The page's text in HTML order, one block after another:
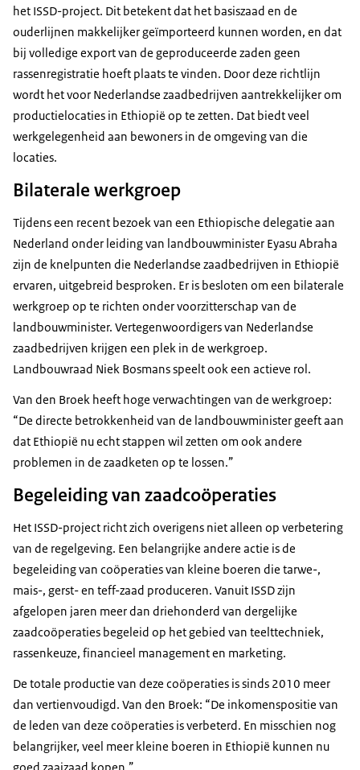
het ISSD-project. Dit betekent dat het basiszaad en de
ouderlijnen makkelijker geïmporteerd kunnen worden, en dat
bij volledige export van de geproduceerde zaden geen
rassenregistratie hoeft plaats te vinden. Door deze richtlijn
wordt het voor Nederlandse zaadbedrijven aantrekkelijker om
productielocaties in Ethiopië op te zetten. Dat biedt veel
werkgelegenheid aan bewoners in de omgeving van die
locaties.
Bilaterale werkgroep
Tijdens een recent bezoek van een Ethiopische delegatie aan
Nederland onder leiding van landbouwminister Eyasu Abraha
zijn de knelpunten die Nederlandse zaadbedrijven in Ethiopië
ervaren, uitgebreid besproken. Er is besloten om een bilaterale
werkgroep op te richten onder voorzitterschap van de
landbouwminister. Vertegenwoordigers van Nederlandse
zaadbedrijven krijgen een plek in de werkgroep.
Landbouwraad Niek Bosmans speelt ook een actieve rol.
Van den Broek heeft hoge verwachtingen van de werkgroep:
“De directe betrokkenheid van de landbouwminister geeft aan
dat Ethiopië nu echt stappen wil zetten om ook andere
problemen in de zaadketen op te lossen.”
Begeleiding van zaadcoöperaties
Het ISSD-project richt zich overigens niet alleen op verbetering
van de regelgeving. Een belangrijke andere actie is de
begeleiding van coöperaties van kleine boeren die tarwe-,
mais-, gerst- en teff-zaad produceren. Vanuit ISSD zijn
afgelopen jaren meer dan driehonderd van dergelijke
zaadcoöperaties begeleid op het gebied van teelttechniek,
rassenkeuze, financieel management en marketing.
De totale productie van deze coöperaties is sinds 2010 meer
dan vertienvoudigd. Van den Broek: “De inkomenspositie van
de leden van deze coöperaties is verbeterd. En misschien nog
belangrijker, veel meer kleine boeren in Ethiopië kunnen nu
goed zaaizaad kopen.”